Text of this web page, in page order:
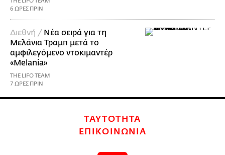
6 ΩΡΕΣ ΠΡΙΝ
Διεθνή / Νέα σειρά για τη
Μελάνια Τραμπ μετά το
αμφιλεγόμενο ντοκιμαντέρ
«Melania»
THE LIFO TEAM
7 ΩΡΕΣ ΠΡΙΝ
ΤΑΥΤΟΤΗΤΑ
ΕΠΙΚΟΙΝΩΝΙΑ